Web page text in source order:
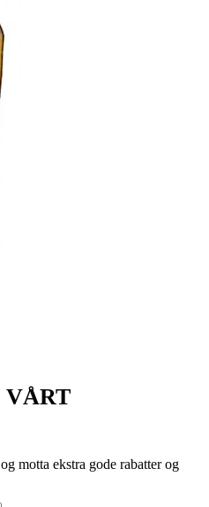
VÅRT
motta ekstra gode rabatter og